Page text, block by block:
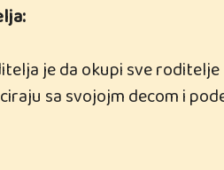
je da okupi sve
sa svojojm decom i